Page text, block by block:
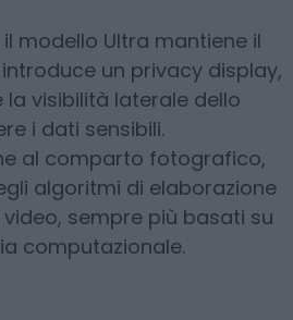
modello Ultra mantiene il
un privacy display,
visibilità laterale dello
i dati sensibili.
al comparto fotografico,
algoritmi di elaborazione
sempre più basati su
computazionale.